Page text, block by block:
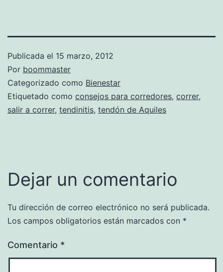
Publicada el 15 marzo, 2012
Por boommaster
Categorizado como Bienestar
Etiquetado como consejos para corredores, correr,
salir a correr, tendinitis, tendón de Aquiles
Dejar un comentario
Tu dirección de correo electrónico no será publicada.
Los campos obligatorios están marcados con *
Comentario *